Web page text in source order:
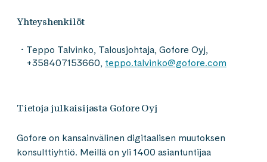
Yhteyshenkilöt
Teppo Talvinko, Talousjohtaja, Gofore Oyj,
+358407153660, teppo.talvinko@gofore.com
Tietoja julkaisijasta Gofore Oyj
Gofore on kansainvälinen digitaalisen muutoksen
konsulttiyhtiö. Meillä on yli 1400 asiantuntijaa